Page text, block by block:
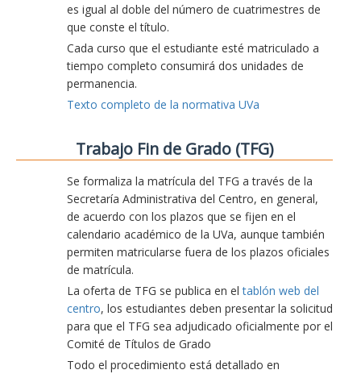
es igual al doble del número de cuatrimestres de
que conste el título.
Cada curso que el estudiante esté matriculado a
tiempo completo consumirá dos unidades de
permanencia.
Texto completo de la normativa UVa
Trabajo Fin de Grado (TFG)
Se formaliza la matrícula del TFG a través de la
Secretaría Administrativa del Centro, en general,
de acuerdo con los plazos que se fijen en el
calendario académico de la UVa, aunque también
permiten matricularse fuera de los plazos oficiales
de matrícula.
La oferta de TFG se publica en eltablón web del
centro, los estudiantes deben presentar la solicitud
para que el TFG sea adjudicado oficialmente por el
Comité de Títulos de Grado
Todo el procedimiento está detallado en